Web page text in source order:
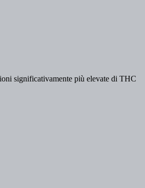
significativamente più elevate di THC